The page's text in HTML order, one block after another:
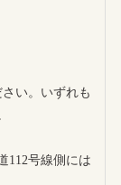
い。いずれも
112号線側には